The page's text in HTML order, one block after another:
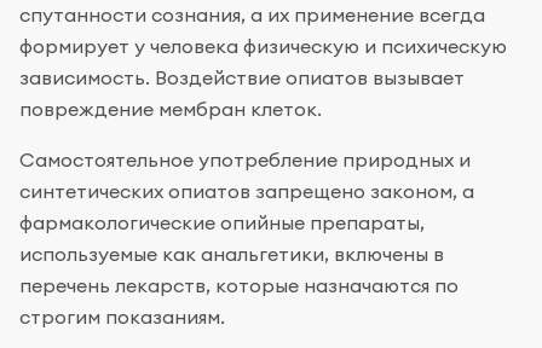
спутанности сознания, а их применение всегда
формирует у человека физическую и психическую
зависимость. Воздействие опиатов вызывает
повреждение мембран клеток.
Самостоятельное употребление природных и
синтетических опиатов запрещено законом, а
фармакологические опийные препараты,
используемые как анальгетики, включены в
перечень лекарств, которые назначаются по
строгим показаниям.